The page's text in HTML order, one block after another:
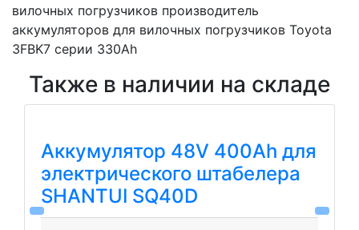
вилочных погрузчиков производитель
аккумуляторов для вилочных погрузчиков Toyota
3FBK7 серии 330Ah
Также в наличии на складе
Аккумулятор 48V 400Ah для
электрического штабелера
SHANTUI SQ40D